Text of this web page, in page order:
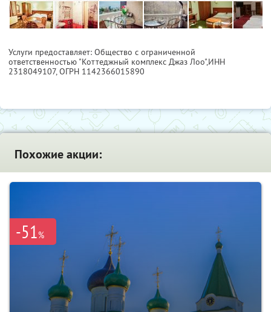
Услуги предоставляет: Общество с ограниченной
ответственностью "Коттеджный комплекс Джаз Лоо",ИНН
2318049107, ОГРН 1142366015890
Похожие акции:
-51%